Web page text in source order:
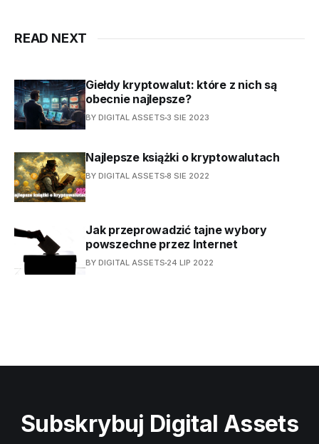
READ NEXT
Giełdy kryptowalut: które z nich są
obecnie najlepsze?
BY DIGITAL ASSETS 3 SIE 2023
Najlepsze książki o kryptowalutach
BY DIGITAL ASSETS 8 SIE 2022
Jak przeprowadzić tajne wybory
powszechne przez Internet
BY DIGITAL ASSETS 24 LIP 2022
Subskrybuj Digital Assets